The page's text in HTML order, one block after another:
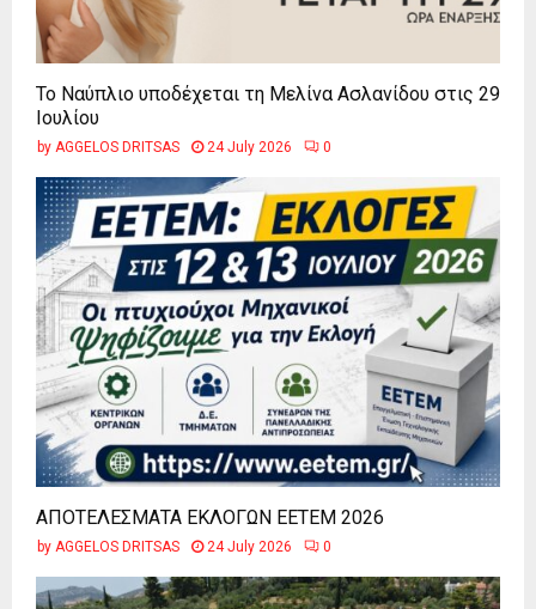
Το Ναύπλιο υποδέχεται τη Μελίνα Ασλανίδου στις 29
Ιουλίου
by AGGELOS DRITSAS 24 July 2026 0
ΑΠΟΤΕΛΕΣΜΑΤΑ ΕΚΛΟΓΩΝ ΕΕΤΕΜ 2026
by AGGELOS DRITSAS 24 July 2026 0